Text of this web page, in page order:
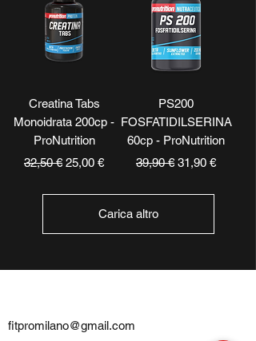
Creatina Tabs
Monoidrata 200cp -
ProNutrition
Prezzo regolare
32,50 € Prezzo scontato
25,00 €
PS200
FOSFATIDILSERINA
60cp - ProNutrition
Prezzo regolare
39,90 € Prezzo scontato
31,90 €
Carica altro
fitpromilano@gmail.com